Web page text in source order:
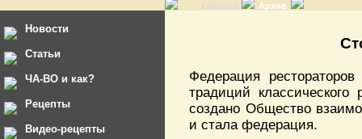
Главная Архив
Новости
Статьи
ЧА-ВО и как?
Рецепты
Видео-рецепты
Федерация
традиций
создано Общество
и стала федерация.